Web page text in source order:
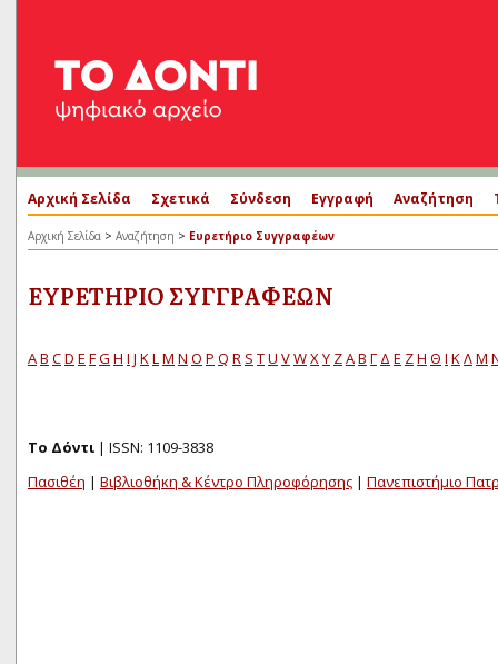
Αρχική Σελίδα Σχετικά Σύνδεση Εγγραφή Αναζήτηση
Αρχική Σελίδα > Αναζήτηση > Ευρετήριο Συγγραφέων
ΕΥΡΕΤΉΡΙΟ ΣΥΓΓΡΑΦΈΩΝ
AB CD E FG H I J KLM N O P Q R S TU VWXY ZΑΒ Γ Δ Ε ΖΗ Θ Ι ΚΛΜ
Το Δόντι | ISSN: 1109-3838
Πασιθέη | Βιβλιοθήκη & Κέντρο Πληροφόρησης | Πανεπιστήμιο